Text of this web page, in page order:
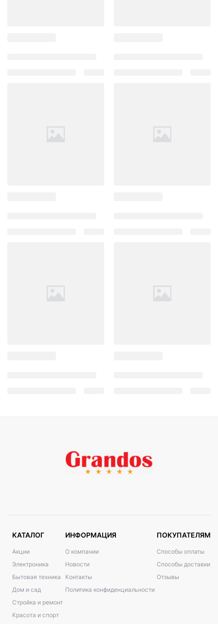
КАТАЛОГ
Акции
Электроника
Бытовая техника
Дом и сад
Стройка и ремонт
Красота и спорт
ИНФОРМАЦИЯ
О компании
Новости
Контакты
Политика конфиденциальности
ПОКУПАТЕЛЯМ
Способы оплаты
Способы доставки
Отзывы